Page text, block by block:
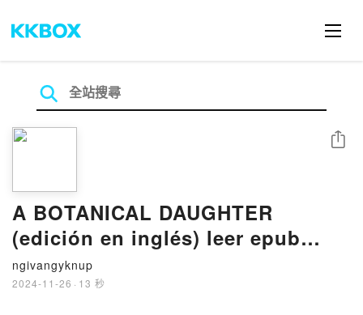
A BOTANICAL DAUGHTER
(edición en inglés) leer epub
gratis
ngivangyknup
2024-11-26 · 13 秒
分享